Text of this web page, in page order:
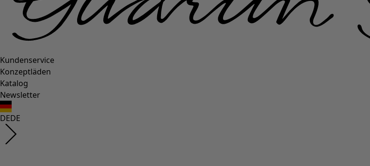
Kundenservice
Konzeptläden
Katalog
Newsletter
DEDE